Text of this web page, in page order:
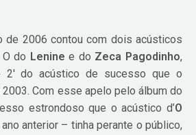
de 2006 contou com dois acústicos
do Lenine e do Zeca Pagodinho,
2′ do acústico de sucesso que o
Com esse apelo pelo álbum do
estrondoso que o acústico d’O
anterior – tinha perante o público,